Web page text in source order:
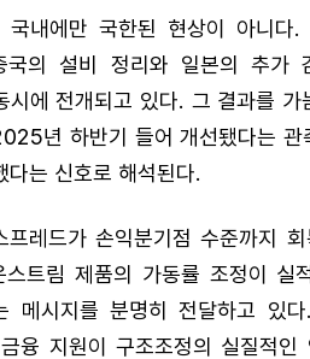
내에만 국한된 현상이 아니다
국의 설비 정리와 일본의 추
시에 전개되고 있다. 그 결과를
년 하반기 들어 개선됐다는 관
는 신호로 해석된다.
프레드가 손익분기점 수준까지
트림 제품의 가동률 조정이 실
메시지를 분명히 전달하고 있
융 지원이 구조조정의 실질적